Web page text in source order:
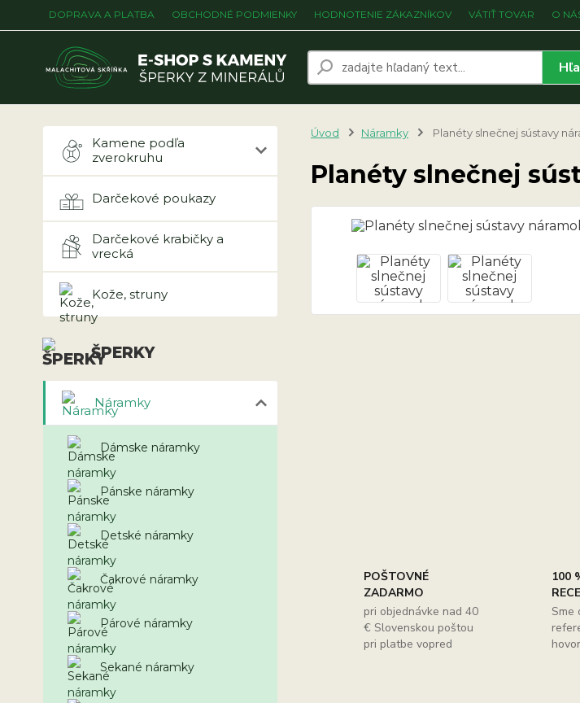
DOPRAVA A PLATBA OBCHODNÉ PODMIENKY HODNOTENIE ZÁKAZNÍKOV VÁTIŤ TOVAR O
Kamene podľa
zverokruhu
Darčekové poukazy
Darčekové krabičky a
vrecká
Kože, struny
ŠPERKY
Náramky
Dámske náramky
Pánske náramky
Detské náramky
Čakrové náramky
Párové náramky
Sekané náramky
Úvod Náramky Planéty slnečnej sústavy
Planéty slnečnej
POŠTOVNÉ
ZADARMO
pri objednávke nad 40
€ Slovenskou poštou
pri platbe vopred
100
Sme